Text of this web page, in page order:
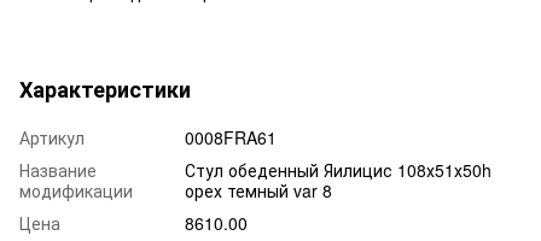
Характеристики
Артикул
0008FRA61
Название
модификации
Стул обеденный Яилицис 108х51х50h
орех темный var 8
Цена
8610.00